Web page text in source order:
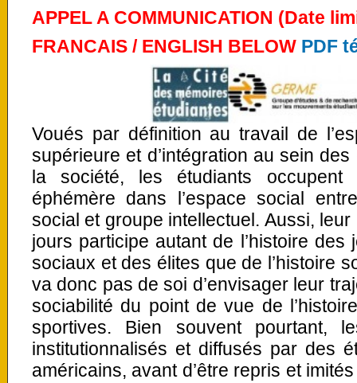
APPEL A COMMUNICATION (Date
FRANCAIS / ENGLISH BELOW PDF
Voués par définition au travail de
supérieure et d’intégration au sein
la société, les étudiants
éphémère dans l’espace social
social et groupe intellectuel. Aussi,
jours participe autant de l’histoire des
sociaux et des élites que de l’histoire
va donc pas de soi d’envisager leur
sociabilité du point de vue de
sportives. Bien souvent pourtant,
institutionnalisés et diffusés par des
américains, avant d’être repris et